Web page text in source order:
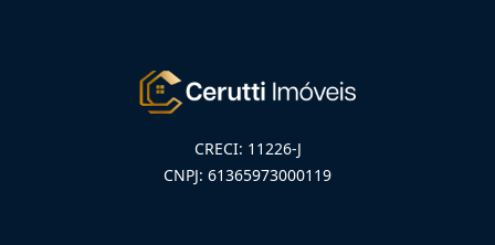
CRECI: 11226-J
CNPJ: 61365973000119